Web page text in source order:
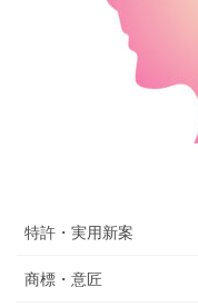
特許・実用新案
商標・意匠